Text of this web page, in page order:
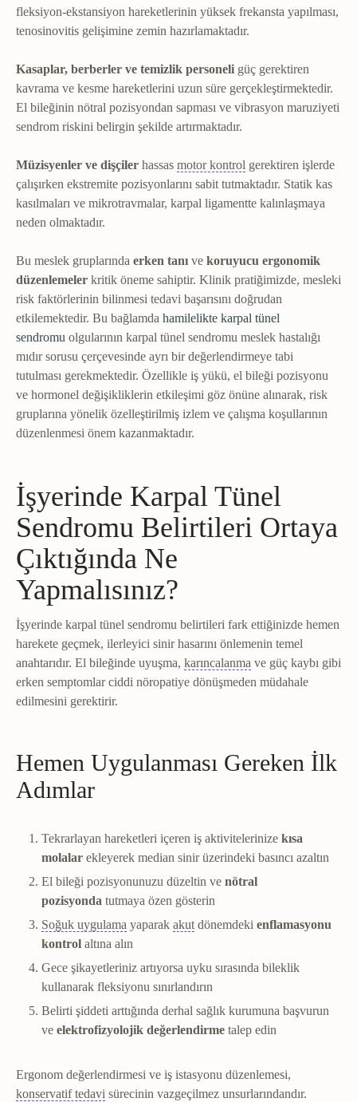
fleksiyon-ekstansiyon hareketlerinin yüksek frekansta yapılması,
tenosinovitis gelişimine zemin hazırlamaktadır.
Kasaplar, berberler ve temizlik personeli güç gerektiren
kavrama ve kesme hareketlerini uzun süre gerçekleştirmektedir.
El bileğinin nötral pozisyondan sapması ve vibrasyon maruziyeti
sendrom riskini belirgin şekilde artırmaktadır.
Müzisyenler ve dişçiler hassas motor kontrol Motor kontrolSinir
gerektiren işlerde
çalışırken ekstremite pozisyonlarını sabit tutmaktadır. Statik kas
kasılmaları ve mikrotravmalar, karpal ligamentte kalınlaşmaya
neden olmaktadır.
Bu meslek gruplarında erken tanı ve koruyucu ergonomik
düzenlemeler kritik öneme sahiptir. Klinik pratiğimizde, mesleki
risk faktörlerinin bilinmesi tedavi başarısını doğrudan
etkilemektedir. Bu bağlamda hamilelikte karpal tünel
sendromu olgularının karpal tünel sendromu meslek hastalığı
mıdır sorusu çerçevesinde ayrı bir değerlendirmeye tabi
tutulması gerekmektedir. Özellikle iş yükü, el bileği pozisyonu
ve hormonel değişikliklerin etkileşimi göz önüne alınarak, risk
gruplarına yönelik özelleştirilmiş izlem ve çalışma koşullarının
düzenlenmesi önem kazanmaktadır.
İşyerinde Karpal Tünel
Sendromu Belirtileri Ortaya
Çıktığında Ne
Yapmalısınız?
İşyerinde karpal tünel sendromu belirtileri fark ettiğinizde hemen
harekete geçmek, ilerleyici sinir hasarını önlemenin temel
anahtarıdır. El bileğinde uyuşma, karıncalanma Parestezi
ve güç kaybı gibi
erken semptomlar ciddi nöropatiye dönüşmeden müdahale
edilmesini gerektirir.
Hemen Uygulanması Gereken İlk
Adımlar
Tekrarlayan hareketleri içeren iş aktivitelerinize kısa
molalar ekleyerek median sinir üzerindeki basıncı azaltın
El bileği pozisyonunuzu düzeltin ve nötral
pozisyonda tutmaya özen gösterin
Soğuk uygulama KriyoterapiSoğuk uygulamayla ağrı ve
yaparak akutAkut dönem Yaralanmanın ilk
dönemdeki enflamasyonu
kontrol altına alın
Gece şikayetleriniz artıyorsa uyku sırasında bileklik
kullanarak fleksiyonu sınırlandırın
Belirti şiddeti arttığında derhal sağlık kurumuna başvurun
ve elektrofizyolojik değerlendirme talep edin
Ergonom değerlendirmesi ve iş istasyonu düzenlemesi,
konservatif tedavi Konservatif tedaviCerrahi dışı yöntemlerle
sürecinin vazgeçilmez unsurlarındandır.